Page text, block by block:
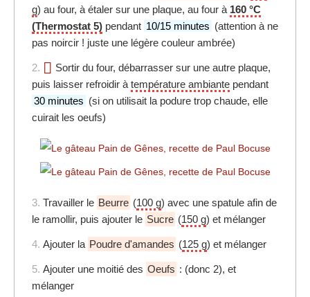
g) au four, à étaler sur une plaque, au four à 160 °C
(Thermostat 5) pendant 10/15 minutes (attention à ne
pas noircir ! juste une légère couleur ambrée)
2.
Sortir du four, débarrasser sur une autre plaque,
puis laisser refroidir à température ambiante pendant
30 minutes (si on utilisait la podure trop chaude, elle
cuirait les oeufs)
3. Travailler le Beurre (100 g) avec une spatule afin de
le ramollir, puis ajouter le Sucre (150 g) et mélanger
4. Ajouter la Poudre d'amandes (125 g) et mélanger
5. Ajouter une moitié des Oeufs : (donc 2), et
mélanger